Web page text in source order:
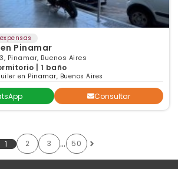
Pinamar
Pinamar, Buenos Aires
| 1 baño
en Pinamar, Buenos Aires
Consultar
1 2 3 … 50